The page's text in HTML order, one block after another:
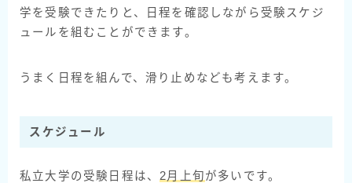
学を受験できたりと、日程を確認しながら受験スケジ
ュールを組むことができます。
うまく日程を組んで、滑り止めなども考えます。
スケジュール
私立大学の受験日程は、 2月上旬が多いです。